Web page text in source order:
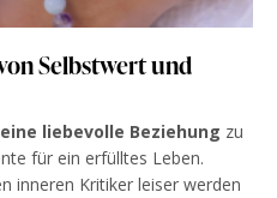
Selbstwert und
liebevolle Beziehung zu
für ein erfülltes Leben.
inneren Kritiker leiser werden